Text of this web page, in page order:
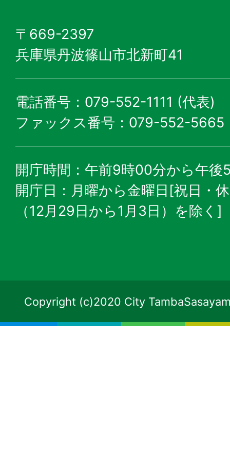
〒669-2397
兵庫県丹波篠山市北新町41
電話番号：079-552-1111 (代表)
ファックス番号：079-552-5665
開庁時間：午前9時00分から午後
開庁日：月曜から金曜日[祝日・
（12月29日から1月3日）を除く]
Copyright (c)2020 City